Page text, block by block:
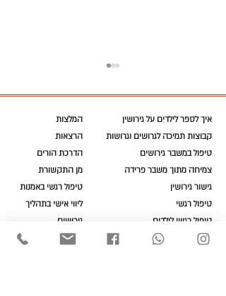
גירושין ברילוקיישן: כשאחד
רוצה לחזור והשני להישאר
המלצות
הרצאות
הדרכת הורים
מן התקשורת
טיפול רגשי באמנות
ליווי אישי בתהליך
גירושים
איך לספר לילדים על גירושין
קבוצות תמיכה לגרושים וגרושות
טיפול במשבר גירושים
צמיחה מתוך משבר פרידה
גישור גירושין
טיפול רגשי
טיפול רגשי לילדים
Efrat Meshulam